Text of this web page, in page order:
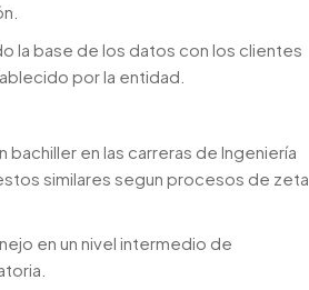
la base de los datos con los clientes
por la entidad.
en las carreras de Ingeniería
similares segun procesos de zeta
en un nivel intermedio de